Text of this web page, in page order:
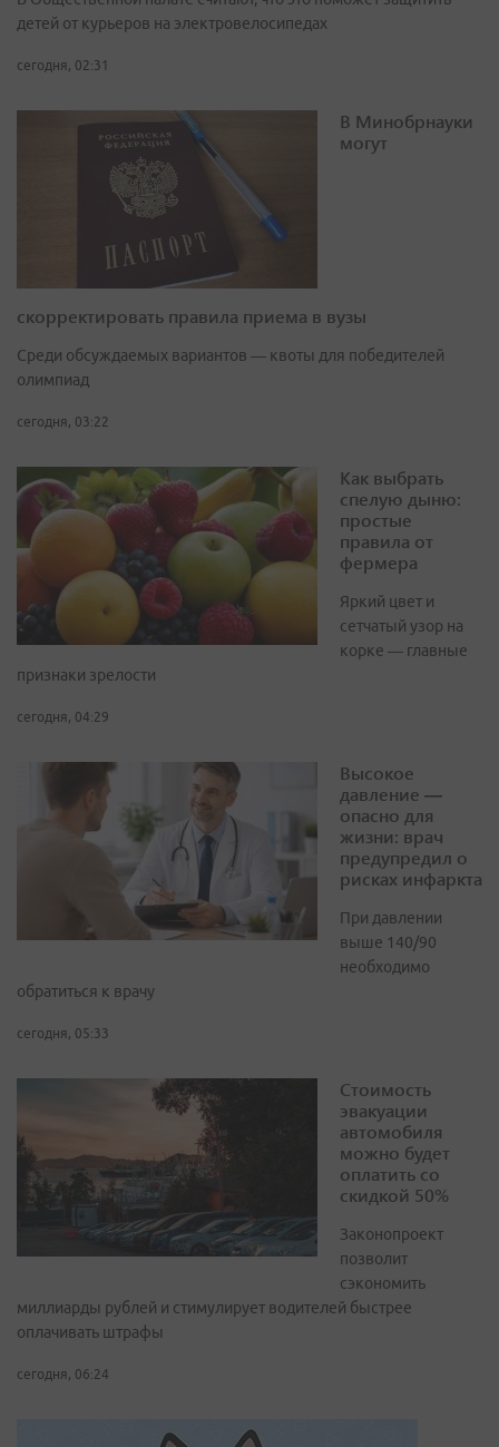
детей от курьеров на электровелосипедах
сегодня, 02:31
В Минобрнауки
могут
скорректировать правила приема в вузы
Среди обсуждаемых вариантов — квоты для победителей
олимпиад
сегодня, 03:22
Как выбрать
спелую дыню:
простые
правила от
фермера
Яркий цвет и
сетчатый узор на
корке — главные
признаки зрелости
сегодня, 04:29
Высокое
давление —
опасно для
жизни: врач
предупредил о
рисках инфаркта
При давлении
выше 140/90
необходимо
обратиться к врачу
сегодня, 05:33
Стоимость
эвакуации
автомобиля
можно будет
оплатить со
скидкой 50%
Законопроект
позволит
сэкономить
миллиарды рублей и стимулирует водителей быстрее
оплачивать штрафы
сегодня, 06:24